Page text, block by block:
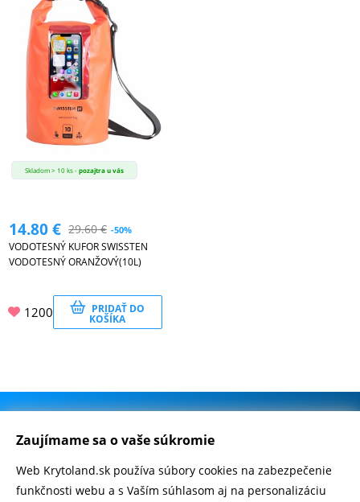
Skladom > 10 ks -pozajtra u vás
14.80€ 29.60€ -50%
VODOTESNÝ KUFOR SWISSTEN
VODOTESNÝ ORANŽOVÝ(10L)
1200 PRIDAŤ DO
KOŠÍKA
.
500.000+ odoslaných balíčkov
Rychlé doručenie 1-2 dní
Zaujímame sa o vaše súkromie
Web Krytoland.sk používa súbory cookies na zabezpečenie
funkčnosti webu a s Vaším súhlasom aj na personalizáciu